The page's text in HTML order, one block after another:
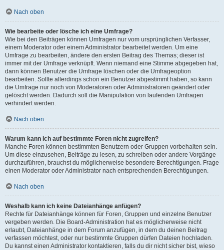
Nach oben
Wie bearbeite oder lösche ich eine Umfrage?
Wie bei den Beiträgen können Umfragen nur vom ursprünglichen Verfasser,
einem Moderator oder einem Administrator bearbeitet werden. Um eine
Umfrage zu bearbeiten, ändere den ersten Beitrag des Themas; dieser ist
immer mit der Umfrage verknüpft. Wenn niemand eine Stimme abgegeben hat,
dann können Benutzer die Umfrage löschen oder die Umfrageoption
bearbeiten. Sollte allerdings schon ein Benutzer abgestimmt haben, so kann
die Umfrage nur noch von Moderatoren oder Administratoren geändert oder
gelöscht werden. Dadurch soll die Manipulation von laufenden Umfragen
verhindert werden.
Nach oben
Warum kann ich auf bestimmte Foren nicht zugreifen?
Manche Foren können bestimmten Benutzern oder Gruppen vorbehalten sein.
Um diese einzusehen, Beiträge zu lesen, zu schreiben oder andere Vorgänge
durchzuführen, brauchst du möglicherweise besondere Berechtigungen. Frage
einen Moderator oder Administrator nach entsprechenden Berechtigungen.
Nach oben
Weshalb kann ich keine Dateianhänge anfügen?
Rechte für Dateianhänge können für Foren, Gruppen und einzelne Benutzer
vergeben werden. Die Board-Administration hat es möglicherweise nicht
erlaubt, Dateianhänge in dem Forum anzufügen, in dem du deinen Beitrag
verfassen möchtest, oder nur bestimmte Gruppen dürfen Dateien hochladen.
Du kannst einen Administrator kontaktieren, falls du dir nicht sicher bist, wieso